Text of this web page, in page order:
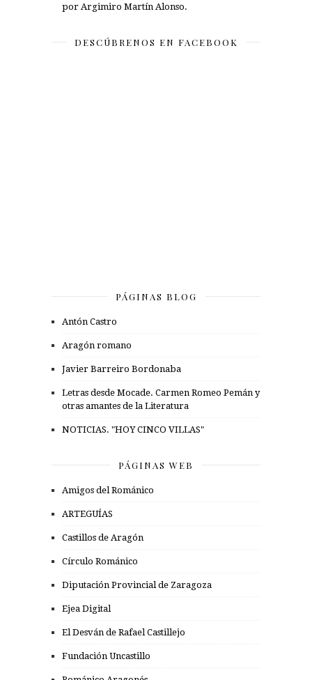
por Argimiro Martín Alonso.
DESCÚBRENOS EN FACEBOOK
PÁGINAS BLOG
Antón Castro
Aragón romano
Javier Barreiro Bordonaba
Letras desde Mocade. Carmen Romeo Pemán y
otras amantes de la Literatura
NOTICIAS. "HOY CINCO VILLAS"
PÁGINAS WEB
Amigos del Románico
ARTEGUÍAS
Castillos de Aragón
Círculo Románico
Diputación Provincial de Zaragoza
Ejea Digital
El Desván de Rafael Castillejo
Fundación Uncastillo